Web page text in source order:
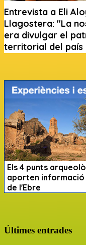
Últimes entrades